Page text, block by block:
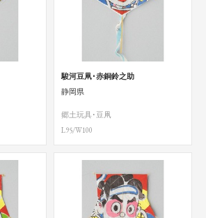
駿河豆凧･赤銅鈴之助
静岡県
郷土玩具･豆凧
L95/W100